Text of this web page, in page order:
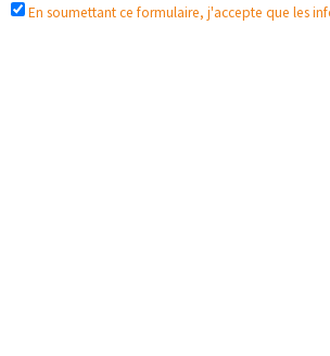
En soumettant ce formulaire, j'accepte que les